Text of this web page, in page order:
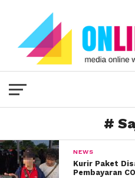
#
NEWS
Kurir Paket
Pembayaran